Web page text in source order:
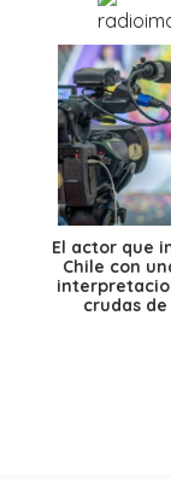
El actor que
Chile con
crudas de